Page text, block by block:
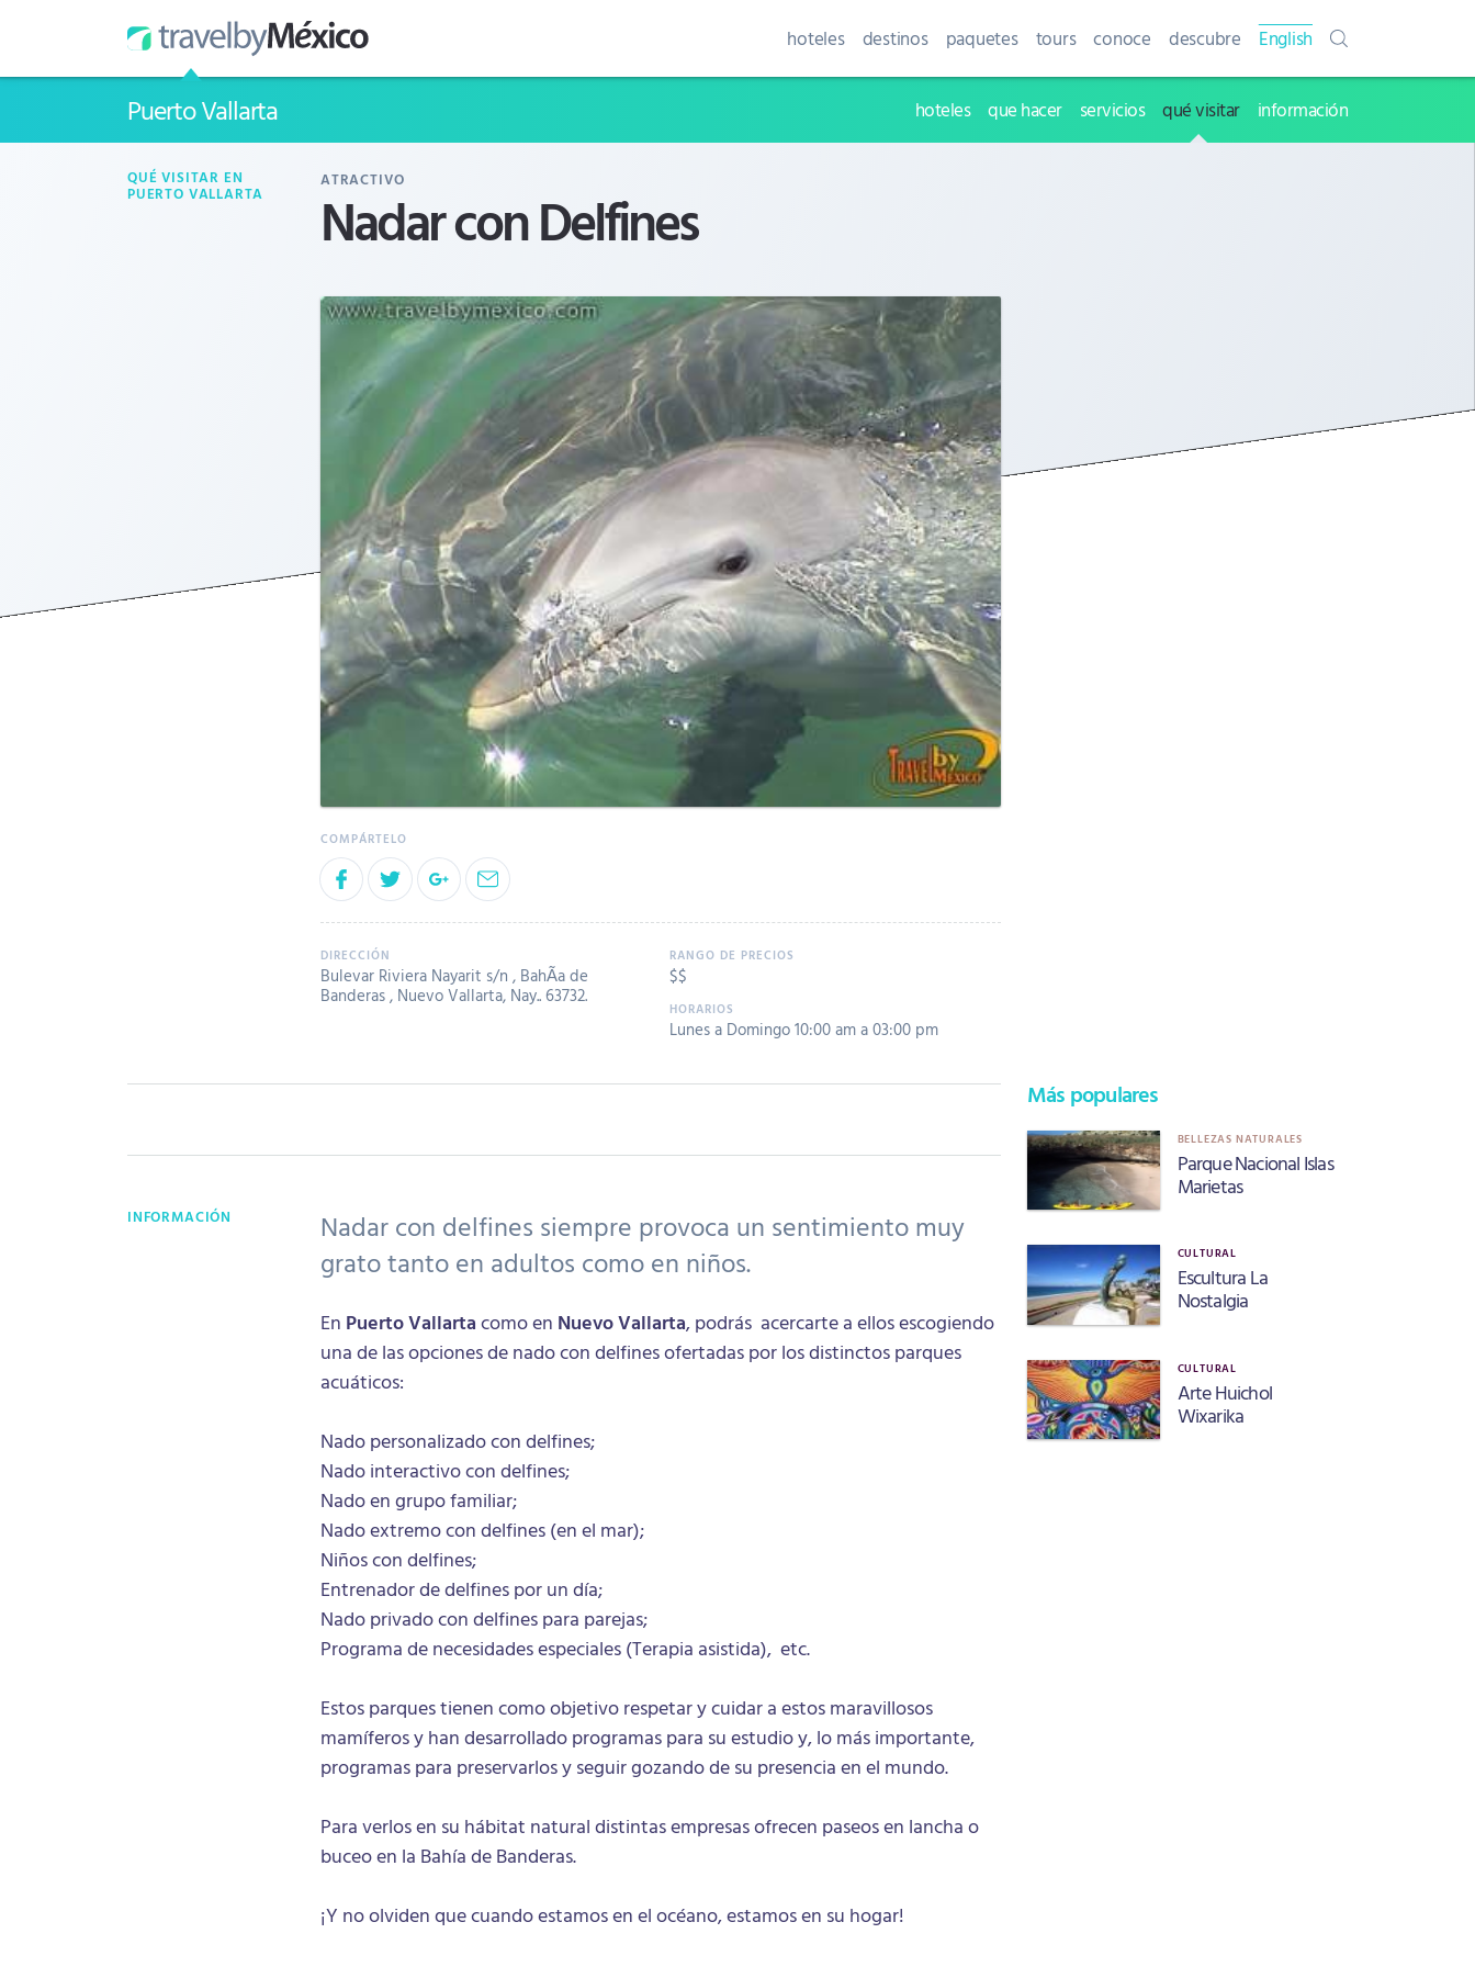
hoteles destinos paquetes tours conoce descubre English
Puerto Vallarta hoteles que hacer servicios qué visitar información
QUÉ VISITAR EN
PUERTO VALLARTA
ATRACTIVO
Nadar con Delfines
Bulevar Riviera Nayarit s/n , BahÃ­a de
Banderas , Nuevo Vallarta, Nay.. 63732.
$$
Lunes a Domingo 10:00 am a 03:00 pm
INFORMACIÓN
Nadar con delfines siempre provoca un sentimiento muy
grato tanto en adultos como en niños.
En Puerto Vallartacomo en Nuevo Vallarta, podrás acercarte a ellos escogiendo
una de las opciones de nado con delfines ofertadas por los distinctos parques
acuáticos:
Nado personalizado con delfines;
Nado interactivo con delfines;
Nado en grupo familiar;
Nado extremo con delfines (en el mar);
Niños con delfines;
Entrenador de delfines por un día;
Nado privado con delfines para parejas;
Programa de necesidades especiales (Terapia asistida), etc.
Estos parques tienen como objetivo respetar y cuidar a estos maravillosos
mamíferos y han desarrollado programas para su estudio y, lo más importante,
programas para preservarlos y seguir gozando de su presencia en el mundo.
Para verlos en su hábitat natural distintas empresas ofrecen paseos en lancha o
buceo en la Bahía de Banderas.
¡Y no olviden que cuando estamos en el océano, estamos en su hogar!
Más populares
BELLEZAS NATURALES
Parque Nacional Islas
Marietas
CULTURAL
Escultura La
Nostalgia
CULTURAL
Arte Huichol
Wixarika